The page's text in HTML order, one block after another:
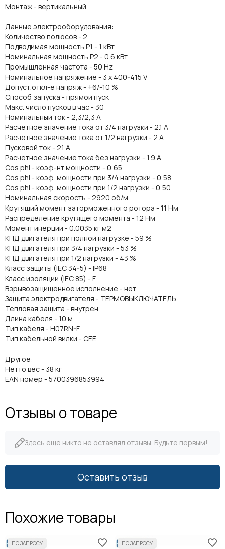
Монтаж - вертикальный
Данные электрооборудования:
Количество полюсов - 2
Подводимая мощность P1 - 1 кВт
Номинальная мощность P2 - 0.6 кВт
Промышленная частота - 50 Hz
Номинальное напряжение - 3 x 400-415 V
Допуст.откл-е напряж - +6/-10 %
Способ запуска - прямой пуск
Макс. число пусков в час - 30
Номинальный ток - 2,3/2,3 A
Расчетное значение тока от 3/4 нагрузки - 2.1 A
Расчетное значение тока от 1/2 нагрузки - 2 A
Пусковой ток - 21 A
Расчетное значение тока без нагрузки - 1.9 A
Cos phi - коэф-нт мощности - 0,65
Cos phi - коэф. мощности при 3/4 нагрузки - 0,58
Cos phi - коэф. мощности при 1/2 нагрузки - 0,50
Номинальная скорость - 2920 об/м
Крутящий момент заторможенного ротора - 11 Нм
Распределение крутящего момента - 12 Нм
Момент инерции - 0.0035 кг м2
КПД двигателя при полной нагрузке - 59 %
КПД двигателя при 3/4 нагрузки - 53 %
КПД двигателя при 1/2 нагрузки - 43 %
Класс защиты (IEC 34-5) - IP68
Класс изоляции (IEC 85) - F
Взрывозащищенное исполнение - нет
Защита электродвигателя - ТЕРМОВЫКЛЮЧАТЕЛЬ
Тепловая защита - внутрен.
Длина кабеля - 10 м
Тип кабеля - H07RN-F
Тип кабельной вилки - CEE
Другое:
Нетто вес - 38 кг
EAN номер - 5700396853994
Отзывы о товаре
Здесь еще никто не оставлял отзывы. Будьте первым!
Оставить отзыв
Похожие товары